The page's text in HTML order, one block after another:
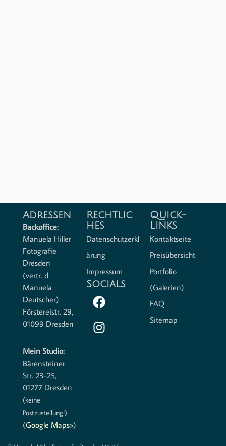
Adressen
Backoffice:
Manuela Hiller
Fotografie
Dresden
(vertr. d.
Manuela
Deutscher)
Förstereistr. 29,
01099 Dresden
Mein Studio:
Bärensteiner
Str. 23-25,
01277 Dresden
(keine
Postzustellung!)
(Google Maps»)
Rechtlic
hes
Datenschutzerkl
ärung
Impressum
Socials
Quick-
Links
Kontaktseite
Preisübersicht
Portfolio
(Galerien)
FAQ
Sitemap